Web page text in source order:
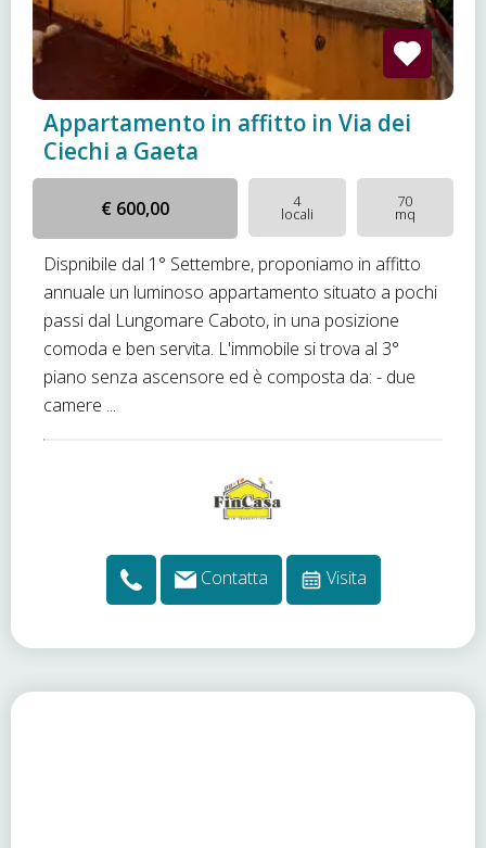
Appartamento in affitto in Via dei
Ciechi a Gaeta
€ 600,00 4
locali
70
mq
Dispnibile dal 1° Settembre, proponiamo in affitto
annuale un luminoso appartamento situato a pochi
passi dal Lungomare Caboto, in una posizione
comoda e ben servita. L'immobile si trova al 3°
piano senza ascensore ed è composta da: - due
camere ...
Contatta Visita